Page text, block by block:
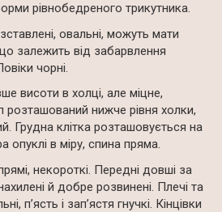
рівнобедреного трикутника.
овальні, можуть мати
залежить від забарвлення
чорні.
висоти в холці, але міцне,
розташований нижче рівня холки,
Грудна клітка розташовується на
опуклі в міру, спина пряма.
некороткі. Передні довші за
й добре розвинені. Плечі та
п’ясть і зап’ястя гнучкі. Кінцівки